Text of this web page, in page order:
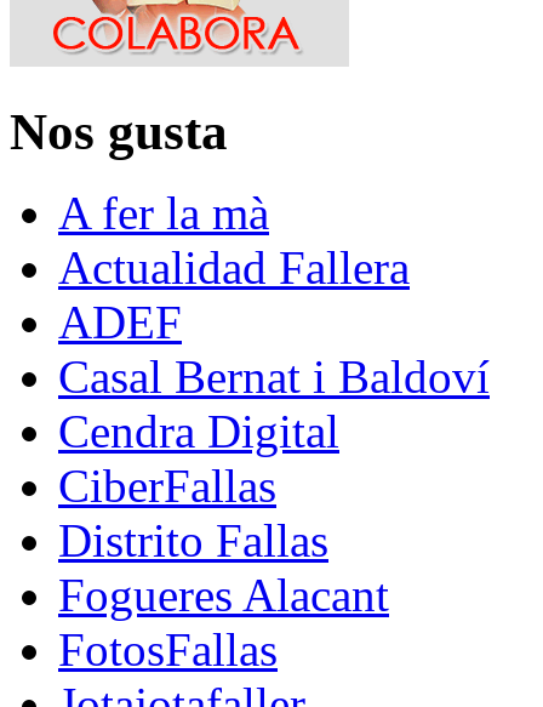
Nos gusta
A fer la mà
Actualidad Fallera
ADEF
Casal Bernat i Baldoví
Cendra Digital
CiberFallas
Distrito Fallas
Fogueres Alacant
FotosFallas